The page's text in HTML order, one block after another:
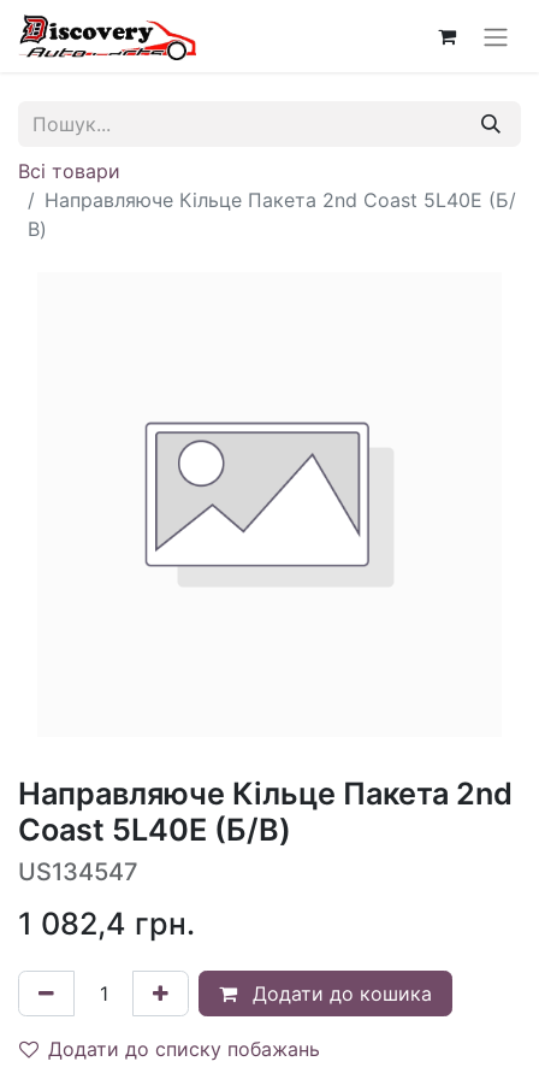
Всі товари
Направляюче Кільце Пакета 2nd Coast 5L40E (Б/
В)
Направляюче Кільце Пакета 2nd
Coast 5L40E (Б/В)
US134547
1 082,4 грн.
Додати до кошика
Додати до списку побажань